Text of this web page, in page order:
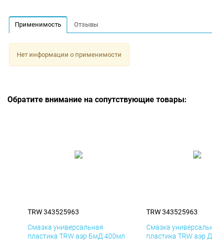
Применимость Отзывы
Нет информации о применимости
Обратите внимание на сопутствующие товары:
TRW 343525963
Смазка универсальная
пластика TRW аэр БмД 400мл
TRW 343525963
Смазка
пластика TRW аэр